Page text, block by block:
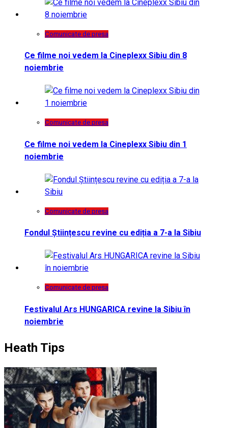
Comunicate de presa
Ce filme noi vedem la Cineplexx Sibiu din 8
noiembrie
Comunicate de presa
Ce filme noi vedem la Cineplexx Sibiu din 1
noiembrie
Comunicate de presa
Fondul Științescu revine cu ediția a 7-a la Sibiu
Comunicate de presa
Festivalul Ars HUNGARICA revine la Sibiu în
noiembrie
Heath Tips